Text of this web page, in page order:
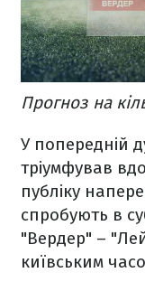
Прогноз на
У попередній
тріумфував
публіку
спробують в
"Вердер" –
київським